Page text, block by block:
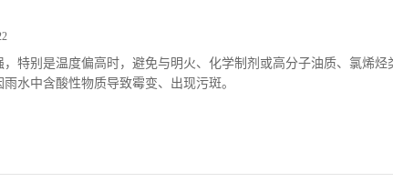
特别是温度偏高时，避免与明火、化学制剂或高分子油质、氯烯烃
水中含酸性物质导致霉变、出现污斑。